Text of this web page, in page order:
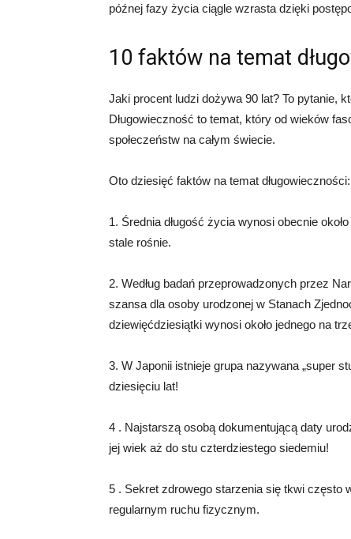
późnej fazy życia ciągle wzrasta dzięki
10 faktów na temat
Jaki procent ludzi dożywa 90 lat? To pytanie,
Długowieczność to temat, który od wieków
społeczeństw na całym świecie.
Oto dziesięć faktów na temat długowieczności:
1. Średnia długość życia wynosi obecnie
stale rośnie.
2. Według badań przeprowadzonych przez
szansa dla osoby urodzonej w Stanach
dziewięćdziesiątki wynosi około jednego na
3. W Japonii istnieje grupa nazywana „super
dziesięciu lat!
4 . Najstarszą osobą dokumentującą daty
jej wiek aż do stu czterdziestego siedemiu!
5 . Sekret zdrowego starzenia się tkwi często
regularnym ruchu fizycznym.